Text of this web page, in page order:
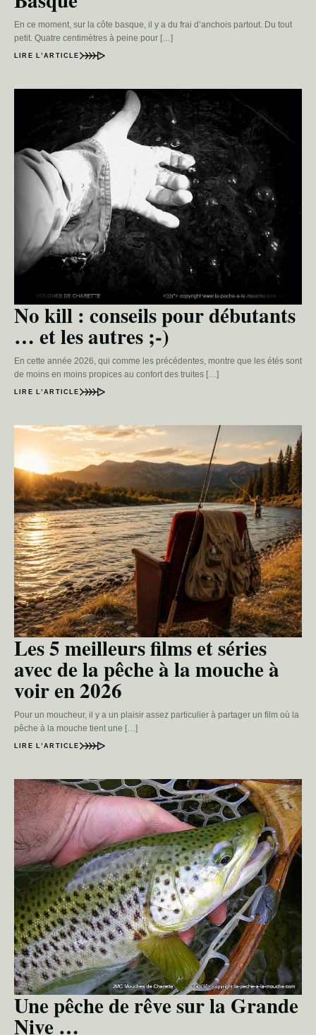
En ce moment, sur la côte basque, il y a du frai d’anchois partout. Du tout
petit. Quatre centimètres à peine pour […]
LIRE L’ARTICLE
No kill : conseils pour débutants
… et les autres ;-)
En cette année 2026, qui comme les précédentes, montre que les étés sont
de moins en moins propices au confort des truites […]
LIRE L’ARTICLE
Les 5 meilleurs films et séries
avec de la pêche à la mouche à
voir en 2026
Pour un moucheur, il y a un plaisir assez particulier à partager un film où la
pêche à la mouche tient une […]
LIRE L’ARTICLE
Une pêche de rêve sur la Grande
Nive …